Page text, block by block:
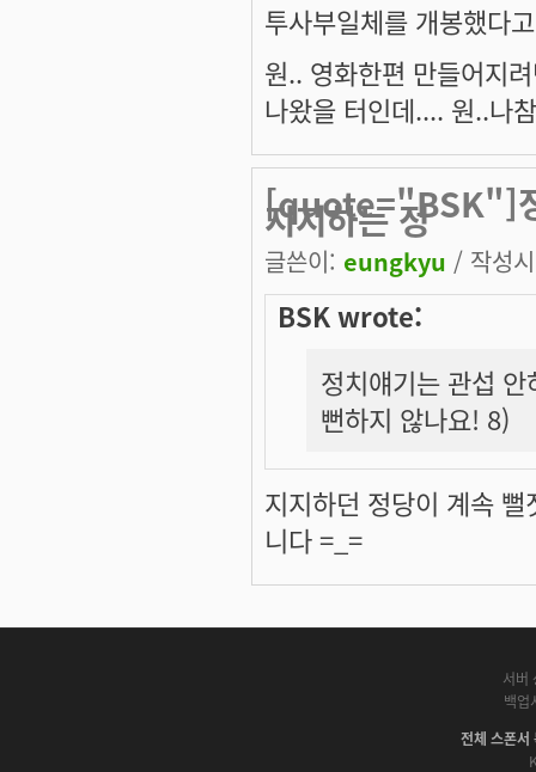
투사부일체를 개봉했다
원.. 영화한편 만들어지
나왔을 터인데.... 원..나
[quote="BSK"]정
지지하는 정
글쓴이: eungkyu / 작성
BSK wrote:
정치얘기는 관섭
뻔하지 않나요! 8)
지지하던 정당이 계속
니다 =_=
서버
백업
전체 스폰서